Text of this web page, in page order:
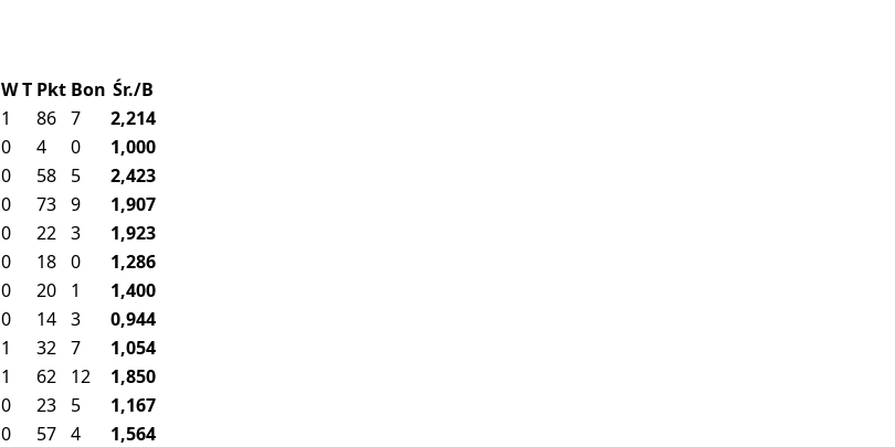
WT Pkt Bon Śr./B
1 86 7
2,214
0 4 0
1,000
0 58 5
2,423
0 73 9
1,907
0 22 3
1,923
0 18 0
1,286
0 20 1
1,400
0 14 3
0,944
1 32 7
1,054
1 62 12
1,850
0 23 5
1,167
0 57 4
1,564